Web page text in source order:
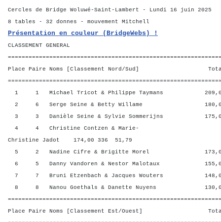
Cercles de Bridge Woluwé-Saint-Lambert - Lundi 16 juin 2025
8 tables - 32 donnes - mouvement Mitchell
Présentation en couleur (BridgeWebs) !
CLASSEMENT GENERAL
Place Paire Noms [Classement Nord/Sud] Total
1 1 Michael Tricot & Philippe Taymans 209,00
2 6 Serge Seine & Betty Willame 180,00
3 3 Danièle Seine & Sylvie Sommerijns 175,00
4 4 Christine Contzen & Marie-
Christine Jadot 174,00 336 51,79
5 2 Nadine Cifre & Brigitte Morel 173,00
6 5 Danny Vandoren & Nestor Malotaux 155,00
7 7 Bruni Etzenbach & Jacques Wouters 148,00
8 8 Nanou Goethals & Danette Nuyens 130,00
Place Paire Noms [Classement Est/Ouest] Total